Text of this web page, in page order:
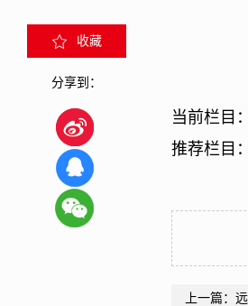
收藏
分享到：
当前栏目：
推荐栏目：
上一篇：